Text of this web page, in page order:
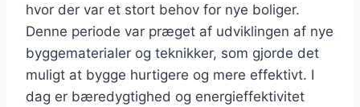
hvor der var et stort behov for nye boliger.
Denne periode var præget af udviklingen af nye
byggematerialer og teknikker, som gjorde det
muligt at bygge hurtigere og mere effektivt. I
dag er bæredygtighed og energieffektivitet